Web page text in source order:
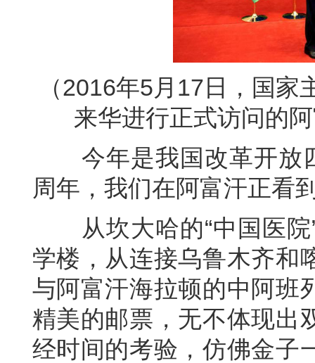
（2016年5月17日，国
来华进行正式访问的
今年是我国改革开放四
周年，我们在阿富汗正看
从坎大哈的“中国医院
学楼，从连接乌鲁木齐和
与阿富汗海拉顿的中阿班
精美的邮票，无不体现出
经时间的考验，仿佛金子